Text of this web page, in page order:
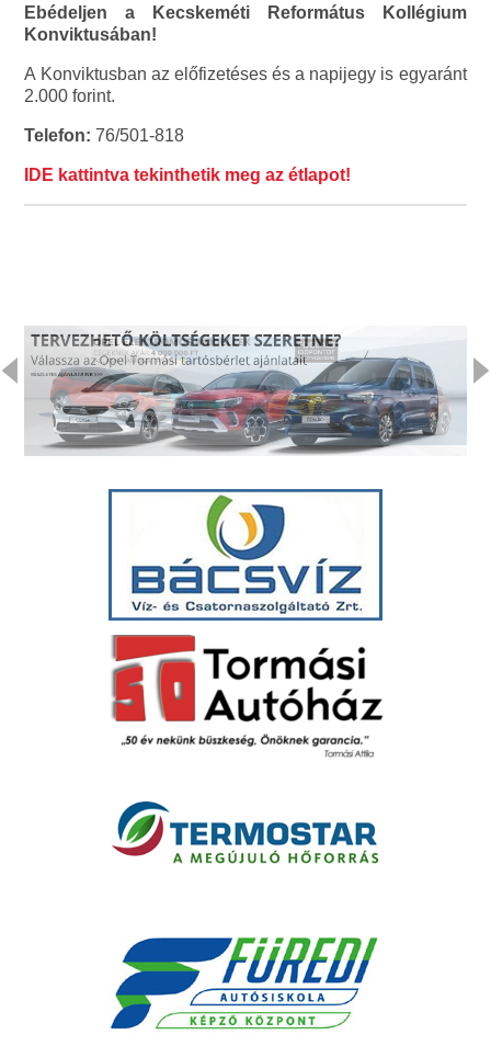
Ebédeljen a Kecskeméti Református Kollégium
Konviktusában!
A Konviktusban az előfizetéses és a napijegy is egyaránt
2.000 forint.
Telefon: 76/501-818
IDE kattintva tekinthetik meg az étlapot!